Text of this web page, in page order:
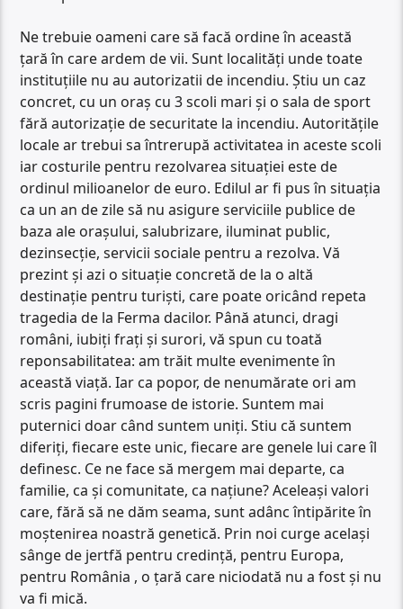
Ne trebuie oameni care să facă ordine în această
țară în care ardem de vii. Sunt localități unde toate
instituțiile nu au autorizatii de incendiu. Știu un caz
concret, cu un oraș cu 3 scoli mari și o sala de sport
fără autorizație de securitate la incendiu. Autoritățile
locale ar trebui sa întrerupă activitatea in aceste scoli
iar costurile pentru rezolvarea situației este de
ordinul milioanelor de euro. Edilul ar fi pus în situația
ca un an de zile să nu asigure serviciile publice de
baza ale orașului, salubrizare, iluminat public,
dezinsecție, servicii sociale pentru a rezolva. Vă
prezint și azi o situație concretă de la o altă
destinație pentru turiști, care poate oricând repeta
tragedia de la Ferma dacilor. Până atunci, dragi
români, iubiți frați și surori, vă spun cu toată
reponsabilitatea: am trăit multe evenimente în
această viață. Iar ca popor, de nenumărate ori am
scris pagini frumoase de istorie. Suntem mai
puternici doar când suntem uniți. Stiu că suntem
diferiți, fiecare este unic, fiecare are genele lui care îl
definesc. Ce ne face să mergem mai departe, ca
familie, ca și comunitate, ca națiune? Aceleași valori
care, fără să ne dăm seama, sunt adânc întipărite în
moștenirea noastră genetică. Prin noi curge același
sânge de jertfă pentru credință, pentru Europa,
pentru România , o țară care niciodată nu a fost și nu
va fi mică.